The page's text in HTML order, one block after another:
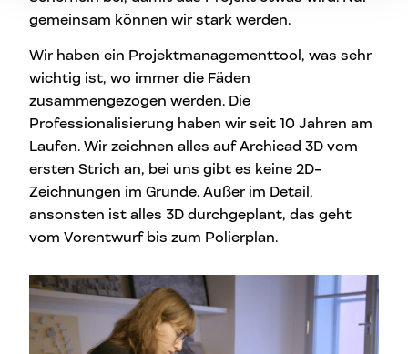
gemeinsam können wir stark werden.
Wir haben ein Projektmanagementtool, was sehr
wichtig ist, wo immer die Fäden
zusammengezogen werden. Die
Professionalisierung haben wir seit 10 Jahren am
Laufen. Wir zeichnen alles auf Archicad 3D vom
ersten Strich an, bei uns gibt es keine 2D-
Zeichnungen im Grunde. Außer im Detail,
ansonsten ist alles 3D durchgeplant, das geht
vom Vorentwurf bis zum Polierplan.